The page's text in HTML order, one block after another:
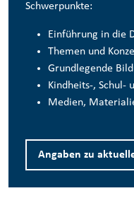
Schwerpunkte:
Einführung in die
Themen und
Grundlegende
Kindheits-, Schul-
Medien,
Angaben zu